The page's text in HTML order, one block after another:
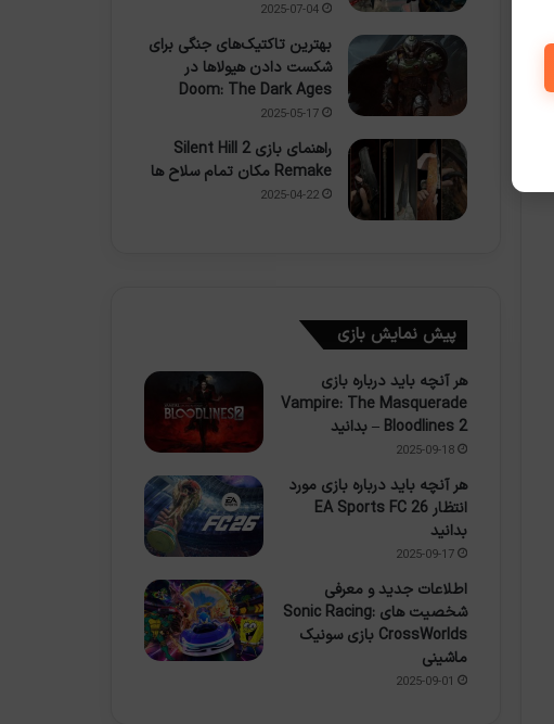
2025-07-04
بهترین تاکتیک‌های جنگی برای
شکست دادن هیولاها در
Doom: The Dark Ages
2025-05-17
راهنمای بازی Silent Hill 2
Remake مکان تمام سلاح ها
2025-04-22
پیش نمایش بازی
هر آنچه باید درباره بازی
Vampire: The Masquerade
– Bloodlines 2 بدانید
2025-09-18
هر آنچه باید درباره بازی مورد
انتظار EA Sports FC 26
بدانید
2025-09-17
اطلاعات جدید و معرفی
شخصیت های Sonic Racing:
CrossWorlds بازی سونیک
ماشینی
2025-09-01